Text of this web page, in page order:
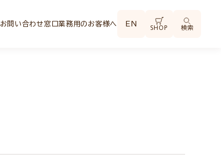
お問い合わせ窓口業務用のお客様へ EN SHOP 検索